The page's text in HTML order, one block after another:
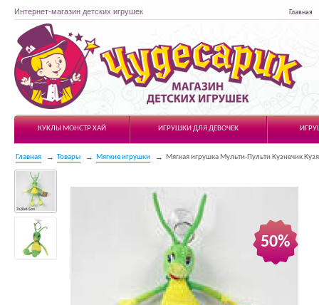
Интернет-магазин детских игрушек Главная
Чудесарик
КУКЛЫ МОНСТР ХАЙ
ИГРУШКИ ДЛЯ ДЕВОЧЕК
Главная Товары Мягкие игрушки Мягкая игрушка Мульти-Пульти Кузнечик
50%